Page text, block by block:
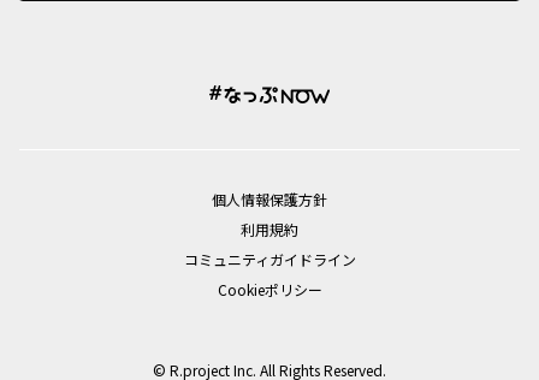
個⼈情報保護⽅針
利用規約
コミュニティガイドライン
Cookieポリシー
© R.project Inc. All Rights Reserved.